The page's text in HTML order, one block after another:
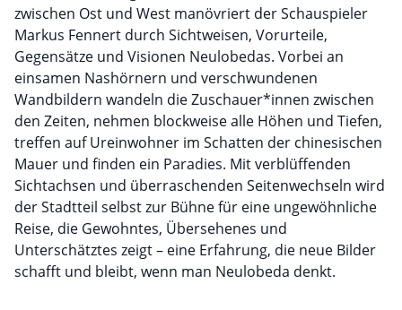
zwischen Ost und West manövriert der Schauspieler
Markus Fennert durch Sichtweisen, Vorurteile,
Gegensätze und Visionen Neulobedas. Vorbei an
einsamen Nashörnern und verschwundenen
Wandbildern wandeln die Zuschauer*innen zwischen
den Zeiten, nehmen blockweise alle Höhen und Tiefen,
treffen auf Ureinwohner im Schatten der chinesischen
Mauer und finden ein Paradies. Mit verblüffenden
Sichtachsen und überraschenden Seitenwechseln wird
der Stadtteil selbst zur Bühne für eine ungewöhnliche
Reise, die Gewohntes, Übersehenes und
Unterschätztes zeigt – eine Erfahrung, die neue Bilder
schafft und bleibt, wenn man Neulobeda denkt.